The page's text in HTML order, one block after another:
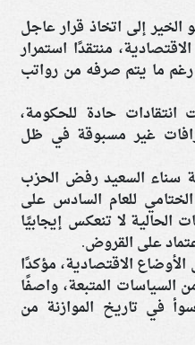
الخير إلى اتخاذ قرار عاجل
منتقدًا استمرار
ما يتم صرفه من رواتب
حادة للحكومة،
غير مسبوقة في ظل
سناء السعيد رفض الحزب
للعام السادس على
الحالية لا تنعكس إيجابيًا
على القروض.
الأوضاع الاقتصادية، مؤكدًا
السياسات المتبعة، واصفًا
في تاريخ الموازنة من